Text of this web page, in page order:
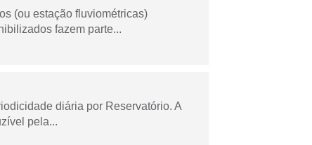
(ou estação fluviométricas)
fazem parte...
diária por Reservatório. A
pela...